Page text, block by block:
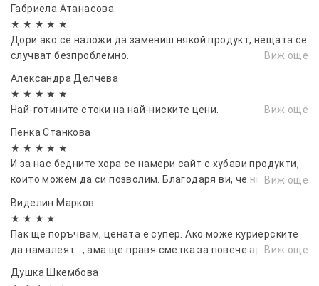
Габриела Атанасова
★ ★ ★ ★ ★
Дори ако се наложи да замениш някой продукт, нещата се
случват безпроблемно.
Виж още
Александра Делчева
★ ★ ★ ★ ★
Най-готините стоки на най-ниските цени.
Виж още
Пенка Станкова
★ ★ ★ ★ ★
И за нас бедните хора се намери сайт с хубави продукти,
които можем да си позволим. Благодаря ви, че някоиВиж още
Виделин Марков
★ ★ ★ ★
Пак ще поръчвам, цената е супер. Ако може куриерските
да намалеят..., ама ще правя сметка за повече артикули 👍
Виж още
Душка Шкембова